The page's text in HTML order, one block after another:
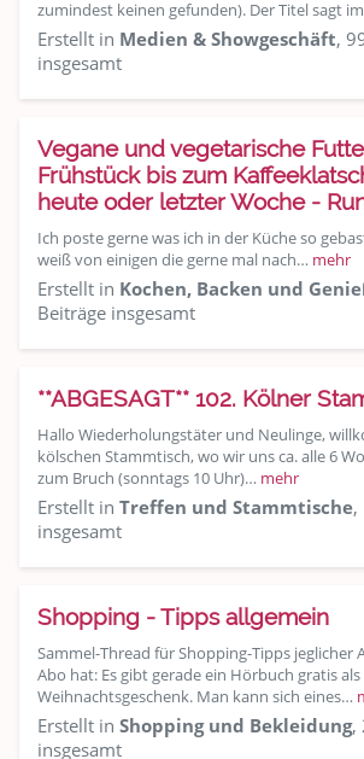
zumindest keinen gefunden). Der Titel sagt
Erstellt in Medien & Showgeschäft,
insgesamt
Vegane und vegetarische
Frühstück bis zum
heute oder letzter Woche -
Ich poste gerne was ich in der Küche so
weiß von einigen die gerne mal nach… mehr
Erstellt in Kochen, Backen und
Beiträge insgesamt
**ABGESAGT** 102. Kölner
Hallo Wiederholungstäter und Neulinge,
kölschen Stammtisch, wo wir uns ca. alle 6
zum Bruch (sonntags 10 Uhr)… mehr
Erstellt in Treffen und Stammtische,
insgesamt
Shopping - Tipps allgemein
Sammel-Thread für Shopping-Tipps jeglicher
Abo hat: Es gibt gerade ein Hörbuch gratis als
Weihnachtsgeschenk. Man kann sich eines…
Erstellt in Shopping und Bekleidung,
insgesamt